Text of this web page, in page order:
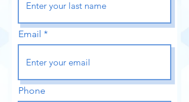
Email
Phone